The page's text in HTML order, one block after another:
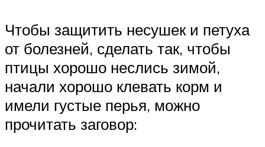
Чтобы защитить несушек и петуха
от болезней, сделать так, чтобы
птицы хорошо неслись зимой,
начали хорошо клевать корм и
имели густые перья, можно
прочитать заговор: